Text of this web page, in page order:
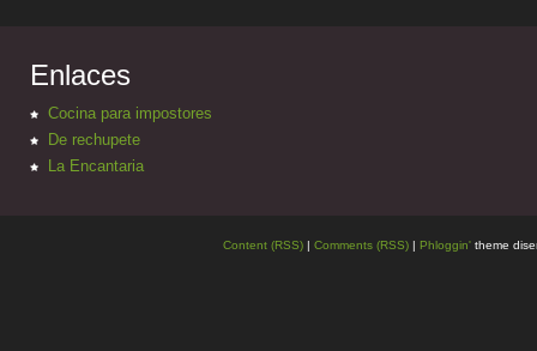
Enlaces
Cocina para impostores
De rechupete
La Encantaria
Content (RSS) | Comments (RSS) | Phloggin' theme